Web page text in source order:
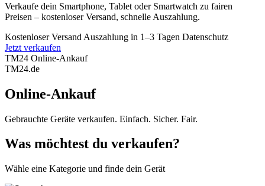
Verkaufe dein Smartphone, Tablet oder Smartwatch zu fairen
Preisen – kostenloser Versand, schnelle Auszahlung.
Kostenloser Versand Auszahlung in 1–3 Tagen Datenschutz
Jetzt verkaufen
TM24 Online-Ankauf
TM24.de
Online-Ankauf
Gebrauchte Geräte verkaufen. Einfach. Sicher. Fair.
Was möchtest du verkaufen?
Wähle eine Kategorie und finde dein Gerät